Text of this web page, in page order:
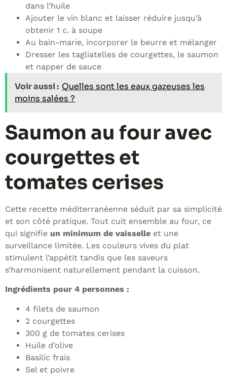
dans l’huile
Ajouter le vin blanc et laisser réduire jusqu’à
obtenir 1 c. à soupe
Au bain-marie, incorporer le beurre et mélanger
Dresser les tagliatelles de courgettes, le saumon
et napper de sauce
Voir aussi : Quelles sont les eaux gazeuses les
moins salées ?
Saumon au four avec
courgettes et
tomates cerises
Cette recette méditerranéenne séduit par sa simplicité
et son côté pratique. Tout cuit ensemble au four, ce
qui signifie un minimum de vaisselle et une
surveillance limitée. Les couleurs vives du plat
stimulent l’appétit tandis que les saveurs
s’harmonisent naturellement pendant la cuisson.
Ingrédients pour 4 personnes :
4 filets de saumon
2 courgettes
300 g de tomates cerises
Huile d’olive
Basilic frais
Sel et poivre